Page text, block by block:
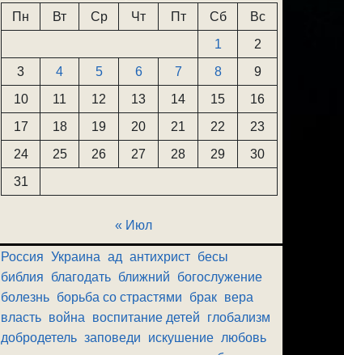
Пн
Вт Ср Чт Пт Сб
Вс
1
2
3
4 5 6 7 8
9
10
11 12 13 14 15
16
17
18 19 20 21 22
23
24
25 26 27 28 29
30
31
« Июл
Россия Украина ад антихрист бесы
библия
благодать ближний
богослужение
болезнь борьба со страстями брак вера
власть война воспитание детей
глобализм
добродетель заповеди искушение любовь